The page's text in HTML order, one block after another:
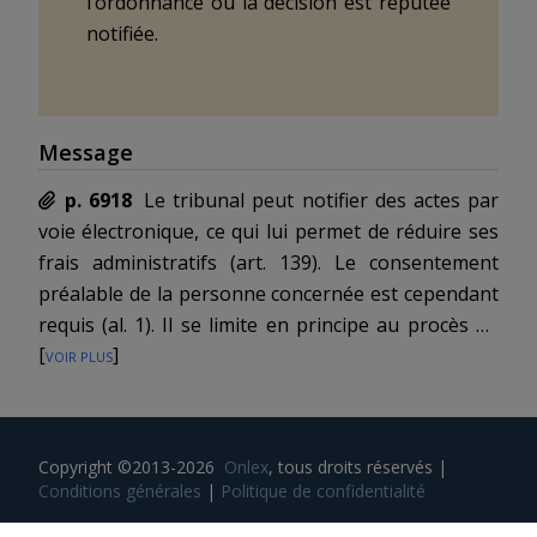
notifiée.
Message
p. 6918 Le tribunal peut notifier des actes par
voie électronique, ce qui lui permet de réduire ses
frais administratifs (art. 139). Le consentement
préalable de la personne concernée est cependant
requis (al. 1). Il se limite en principe au procès en
cours. Mais il peut également avoir une portée
faire régulièrement avec les autorités judiciaires.
l’organisation judiciaire fédérale (art. 60 LTF
[voir plus]
Copyright ©2013-2026 Onlex, tous droits réservés |
Conditions générales | Politique de confidentialité